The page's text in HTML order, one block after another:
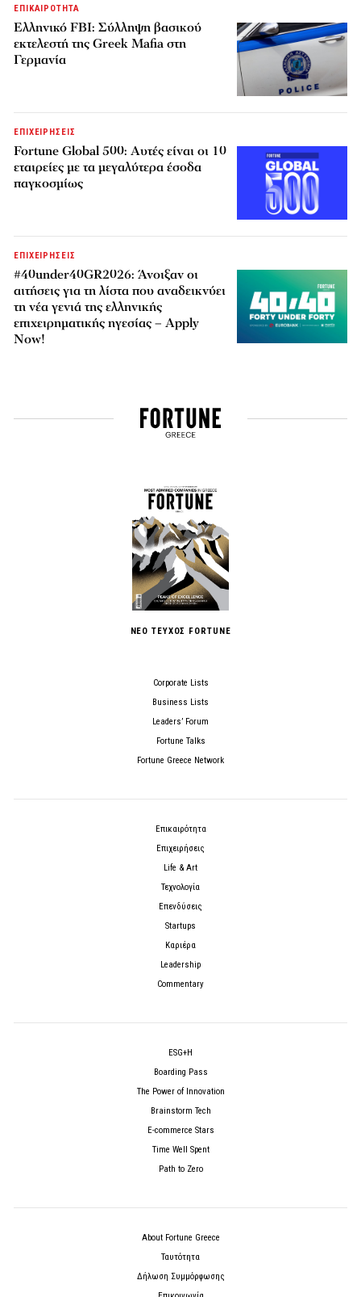
ΕΠΙΚΑΙΡΟΤΗΤΑ
Ελληνικό FBI: Σύλληψη βασικού
εκτελεστή της Greek Mafia στη
Γερμανία
ΕΠΙΧΕΙΡΗΣΕΙΣ
Fortune Global 500: Αυτές είναι οι 10
εταιρείες με τα μεγαλύτερα έσοδα
παγκοσμίως
ΕΠΙΧΕΙΡΗΣΕΙΣ
#40under40GR2026: Άνοιξαν οι
αιτήσεις για τη λίστα που αναδεικνύει
τη νέα γενιά της ελληνικής
επιχειρηματικής ηγεσίας – Apply
Now!
ΝΕΟ ΤΕΥΧΟΣ FORTUNE
Corporate Lists
Business Lists
Leaders’ Forum
Fortune Talks
Fortune Greece Network
Επικαιρότητα
Επιχειρήσεις
Life & Art
Τεχνολογία
Επενδύσεις
Startups
Καριέρα
Leadership
Commentary
ESG+H
Boarding Pass
The Power of Innovation
Brainstorm Tech
E-commerce Stars
Time Well Spent
Path to Zero
About Fortune Greece
Ταυτότητα
Δήλωση Συμμόρφωσης